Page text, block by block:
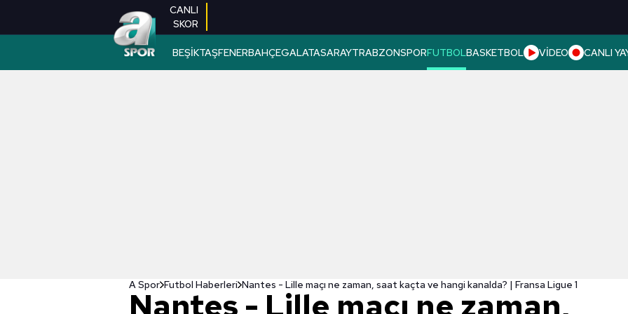
CANLI
SKOR
BEŞİKTAŞFENERBAHÇEGALATASARAYTRABZONSPORFUTBOLBASKETBOL VİDEO CANLI
A Spor Futbol Haberleri Nantes - Lille maçı ne zaman, saat kaçta ve hangi kanalda? | Fransa Ligue 1
Nantes - Lille maçı ne zaman,